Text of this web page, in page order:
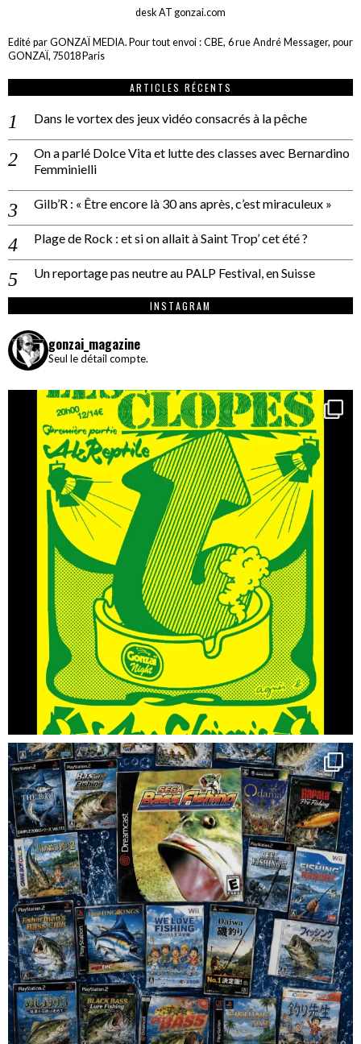
desk AT gonzai.com
Edité par GONZAÏ MEDIA. Pour tout envoi : CBE, 6 rue André Messager, pour
GONZAÏ, 75018 Paris
ARTICLES RÉCENTS
Dans le vortex des jeux vidéo consacrés à la pêche
On a parlé Dolce Vita et lutte des classes avec Bernardino
Femminielli
Gilb’R : « Être encore là 30 ans après, c’est miraculeux »
Plage de Rock : et si on allait à Saint Trop’ cet été ?
Un reportage pas neutre au PALP Festival, en Suisse
INSTAGRAM
gonzai_magazine
Seul le détail compte.